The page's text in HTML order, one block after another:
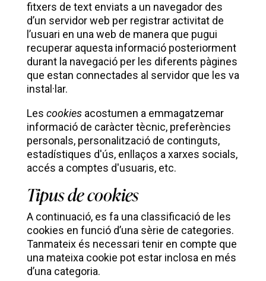
fitxers de text enviats a un navegador des
d’un servidor web per registrar activitat de
l’usuari en una web de manera que pugui
recuperar aquesta informació posteriorment
durant la navegació per les diferents pàgines
que estan connectades al servidor que les va
instal·lar.
Les cookiesacostumen a emmagatzemar
informació de caràcter tècnic, preferències
personals, personalització de continguts,
estadístiques d'ús, enllaços a xarxes socials,
accés a comptes d'usuaris, etc.
Tipus de cookies
A continuació, es fa una classificació de les
cookies en funció d’una sèrie de categories.
Tanmateix és necessari tenir en compte que
una mateixa cookie pot estar inclosa en més
d’una categoria.